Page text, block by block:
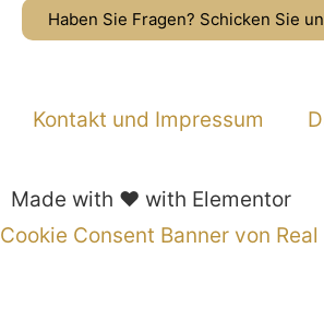
Haben Sie Fragen? Schicken Sie
Kontakt und Impressum
Made with ❤ with Elementor
Cookie Consent Banner von